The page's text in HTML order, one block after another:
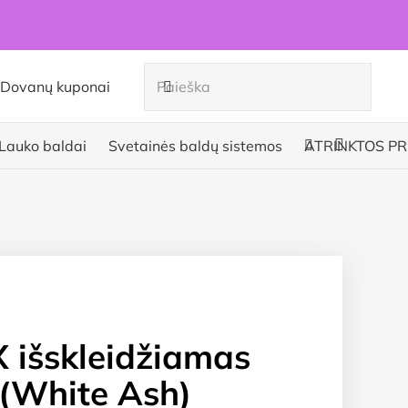
Dovanų kuponai
baldai Svetainės baldų sistemos ATRINKTOS
išskleidžiamas
Ash)